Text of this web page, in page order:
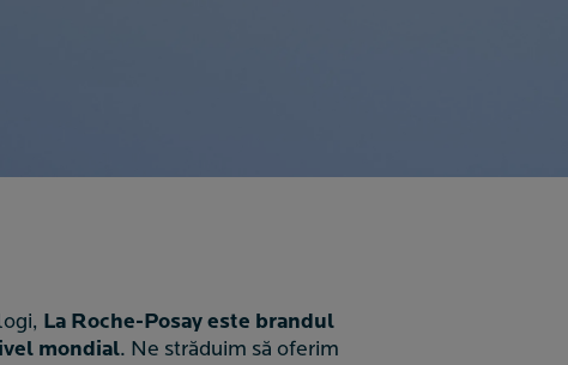
La Roche-Posay este brandul
mondial. Ne străduim să oferim